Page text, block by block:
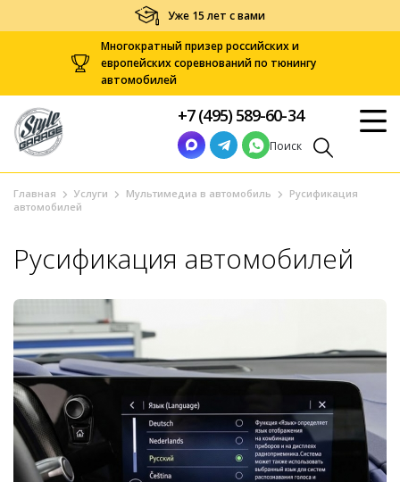
Уже 15 лет с вами
Многократный призер российских и
европейских соревнований по тюнингу
автомобилей
+7 (495) 589-60-34
Поиск
Главная Услуги Мультимедиа в автомобиль
Русификация
автомобилей
Русификация автомобилей